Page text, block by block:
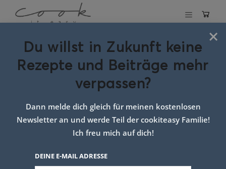
Schlagwort:
familien rezept
mit zucchini
×
Du willst in Zukunft keine
Rezepte und Beiträge mehr
verpassen?
Dann melde dich gleich für meinen kostenlosen
Newsletter an und werde Teil der cookiteasy Familie!
Ich freu mich auf dich!
DEINE E-MAIL ADRESSE